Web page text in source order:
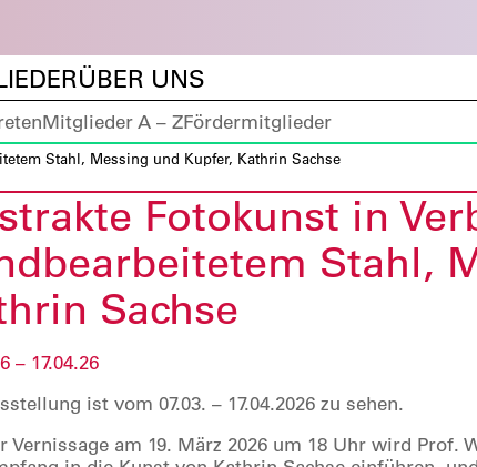
ÜBER UNS
Mitglieder A – ZFördermitglieder
Stahl, Messing und Kupfer, Kathrin Sachse
Fotokunst in
Stahl,
Sachse
– 17.04.26
ist vom 07.03. – 17.04.2026 zu sehen.
Vernissage am 19. März 2026 um 18 Uhr wird Prof.